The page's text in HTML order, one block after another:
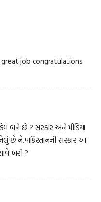
job congratulations
બને છે ? સરકાર અને મીડિયા
છે ને.પાકિસ્તાનની સરકાર આ
ખરી ?